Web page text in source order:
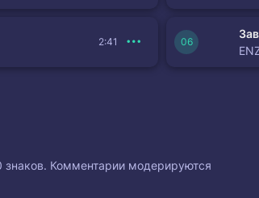
2:41
Комментарии модерируются